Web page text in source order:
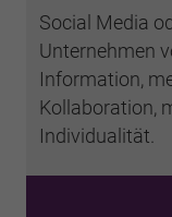
Social Media
Unternehmen
Information,
Kollaboration,
Individualität.